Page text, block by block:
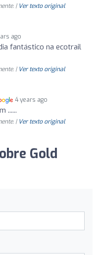
| Ver texto original
ago
fantástico na ecotrail
| Ver texto original
4 years ago
......
| Ver texto original
Gold